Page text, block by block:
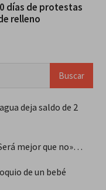
días de protestas
relleno
deja saldo de 2
mejor que no»…
de un bebé